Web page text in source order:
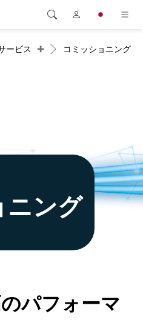
ービス + コミッショニング
ニング
パフォーマ